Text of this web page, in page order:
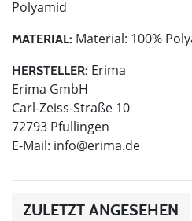
Polyamid
MATERIAL: Material: 100%
HERSTELLER: Erima
Erima GmbH
Carl-Zeiss-Straße 10
72793 Pfullingen
E-Mail: info@erima.de
ZULETZT ANGESEHEN